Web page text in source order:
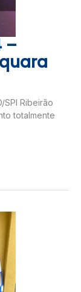
–
SPI Ribeirão
totalmente